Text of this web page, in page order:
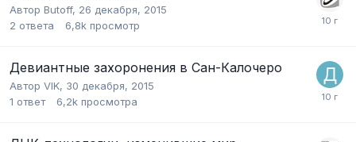
Автор Butoff, 26 декабря, 2015
2 ответа 6,8k просмотр
Девиантные захоронения в Сан-Калочеро
Автор VIK, 30 декабря, 2015
1 ответ 6,2k просмотра